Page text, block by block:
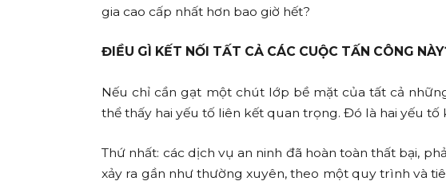
gia cao cấp nhất hơn bao giờ hết?
ĐIỀU GÌ KẾT NỐI TẤT CẢ CÁC CUỘC TẤN CÔNG
Nếu chỉ cần gạt một chút lớp bề mặt của tất cả
thể thấy hai yếu tố liên kết quan trọng. Đó là hai yếu tố
Thứ nhất: các dịch vụ an ninh đã hoàn toàn thất bại,
xảy ra gần như thường xuyên, theo một quy trình và